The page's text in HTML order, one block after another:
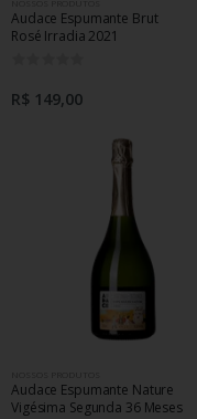
Audace Espumante Brut
Rosé Irradia 2021
R$ 149,00
Audace Espumante Nature
Vigésima Segunda 36 Meses